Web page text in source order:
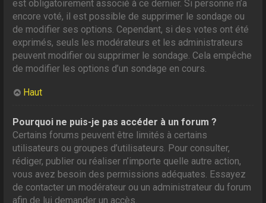
est obligatoirement associé à ce dernier. Si personne n’a
encore voté, il est possible de supprimer le sondage ou
de modifier ses options. Cependant, si des votes ont été
exprimés, seuls les modérateurs et les administrateurs
peuvent modifier ou supprimer le sondage. Cela empêche
de modifier les options d’un sondage en cours.
Haut
Pourquoi ne puis-je pas accéder à un forum ?
Certains forums peuvent être limités à certains
utilisateurs ou groupes d’utilisateurs. Pour consulter,
rédiger, publier ou réaliser n’importe quelle autre action,
vous avez besoin des permissions adéquates. Essayez
de contacter un modérateur ou un administrateur du forum
afin de lui demander un accès.